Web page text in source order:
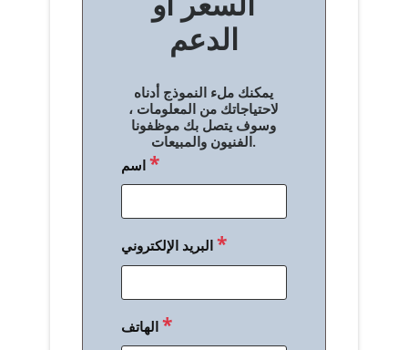
الدعم
يمكنك ملء النموذج أدناه
لاحتياجاتك من المعلومات ،
وسوف يتصل بك موظفونا
الفنيون والمبيعات.
اسم*
البريد الإلكتروني*
الهاتف*